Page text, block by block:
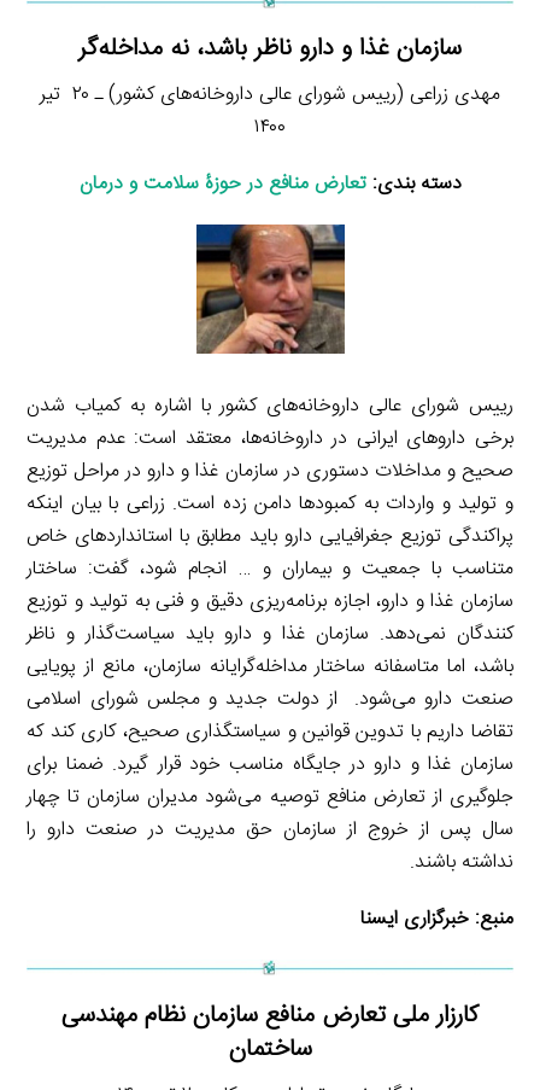
سازمان غذا و دارو ناظر باشد، نه مداخله‌گر
مهدی زراعی (رییس شورای عالی داروخانه‌های کشور) ـ ۲۰ تیر
۱۴۰۰
دسته بندی: تعارض منافع در حوزۀ سلامت و درمان
رییس شورای عالی داروخانه‌های کشور با اشاره به کمیاب شدن
برخی داروهای ایرانی در داروخانه‌ها، معتقد است: عدم مدیریت
صحیح و مداخلات دستوری در سازمان غذا و دارو در مراحل توزیع
و تولید و واردات به کمبودها دامن زده است. زراعی با بیان اینکه
پراکندگی توزیع جغرافیایی دارو باید مطابق با استانداردهای خاص
متناسب با جمعیت و بیماران و … انجام شود، گفت: ساختار
سازمان غذا و دارو، اجازه برنامه‌ریزی دقیق و فنی به تولید و توزیع
کنندگان نمی‌دهد. سازمان غذا و دارو باید سیاست‌گذار و ناظر
باشد، اما متاسفانه ساختار مداخله‌گرایانه سازمان، مانع از پویایی
صنعت دارو می‌شود. از دولت جدید و مجلس شورای اسلامی
تقاضا داریم با تدوین قوانین و سیاستگذاری صحیح، کاری کند که
سازمان غذا و دارو در جایگاه مناسب خود قرار گیرد. ضمنا برای
جلوگیری از تعارض منافع توصیه می‌شود مدیران سازمان تا چهار
سال پس از خروج از سازمان حق مدیریت در صنعت دارو را
نداشته باشند.
منبع:خبرگزاری ایسنا
کارزار ملی تعارض منافع سازمان نظام مهندسی
ساختمان